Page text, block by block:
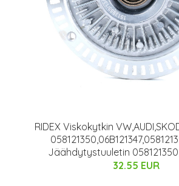
RIDEX Viskokytkin
Jäähdytystuuletin
32.55 EUR